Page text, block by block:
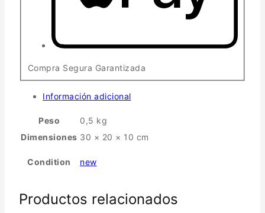
Compra Segura Garantizada
Información adicional
Peso
0,5 kg
Dimensiones 30 × 20 × 10 cm
Condition new
Productos relacionados